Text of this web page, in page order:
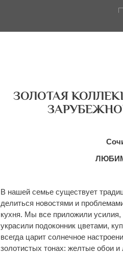
ЗОЛОТАЯ
В нашей семье существует
делиться новостями и
кухня. Мы все приложили
украсили подоконник цветами,
всегда царит солнечное
золотистых тонах: желтые обои